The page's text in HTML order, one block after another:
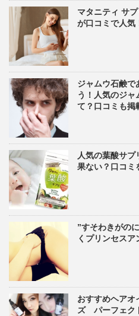
マタニティ サ
が口コミで人気
ジャムウ石鹸で
う！人気のジャ
て？口コミも掲
人気の葉酸サ
果ない？口コミ
”すそわきがの
くプリンセスア
おすすめヘアオ
ズ パーフェク